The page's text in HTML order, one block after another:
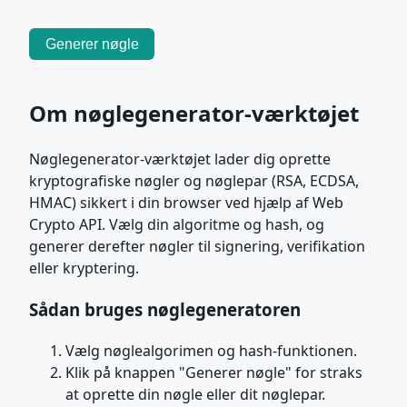
Generer nøgle
Om nøglegenerator-værktøjet
Nøglegenerator-værktøjet lader dig oprette
kryptografiske nøgler og nøglepar (RSA, ECDSA,
HMAC) sikkert i din browser ved hjælp af Web
Crypto API. Vælg din algoritme og hash, og
generer derefter nøgler til signering, verifikation
eller kryptering.
Sådan bruges nøglegeneratoren
Vælg nøglealgorimen og hash-funktionen.
Klik på knappen "Generer nøgle" for straks
at oprette din nøgle eller dit nøglepar.